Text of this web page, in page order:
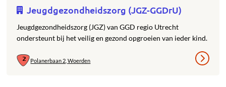
Jeugdgezondheidszorg (JGZ-GGDrU)
Jeugdgezondheidszorg (JGZ) van GGD regio Utrecht
ondersteunt bij het veilig en gezond opgroeien van ieder kind.
Polanerbaan 2, Woerden